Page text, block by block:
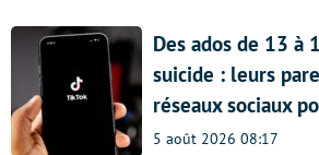
Des ados de 13 à
suicide : leurs
réseaux sociaux
5 août 2026 08:17